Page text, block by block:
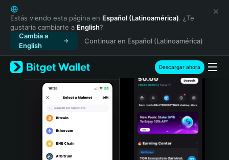
English
日本語
Tiếng Việt
Русский
Español (Latinoamérica)
Türkçe
Italiano
Português (Portugal)
Bahasa Indonesia
Estás viendo esta página en Español (Latinoamérica). ¿Te
gustaría cambiarte a English?
Cambia a
English
Continuar en Español (Latinoamérica)
Descargar ahora